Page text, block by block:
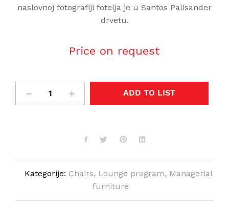
naslovnoj fotografiji fotelja je u Santos Palisander
drvetu.
Price on request
ADD TO LIST
Kategorije: Chairs, Lounge program, Managerial
furniture